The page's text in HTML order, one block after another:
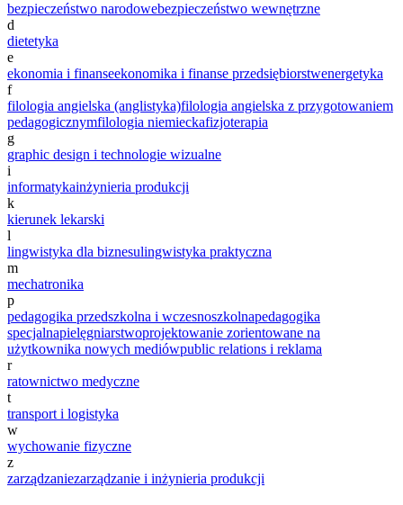
bezpieczeństwo narodowebezpieczeństwo wewnętrzne
d
dietetyka
e
ekonomia i finanseekonomika i finanse przedsiębiorstwenergetyka
f
filologia angielska (anglistyka)filologia angielska z przygotowaniem
pedagogicznymfilologia niemieckafizjoterapia
g
graphic design i technologie wizualne
i
informatykainżynieria produkcji
k
kierunek lekarski
l
lingwistyka dla biznesulingwistyka praktyczna
m
mechatronika
p
pedagogika przedszkolna i wczesnoszkolnapedagogika
specjalnapielęgniarstwoprojektowanie zorientowane na
użytkownika nowych mediówpublic relations i reklama
r
ratownictwo medyczne
t
transport i logistyka
w
wychowanie fizyczne
z
zarządzaniezarządzanie i inżynieria produkcji